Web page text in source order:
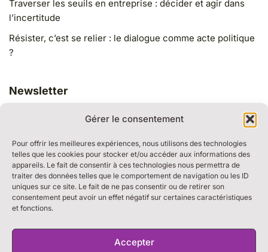
Gérer le consentement
Pour offrir les meilleures expériences, nous utilisons des technologies
telles que les cookies pour stocker et/ou accéder aux informations des
appareils. Le fait de consentir à ces technologies nous permettra de
traiter des données telles que le comportement de navigation ou les ID
uniques sur ce site. Le fait de ne pas consentir ou de retirer son
consentement peut avoir un effet négatif sur certaines caractéristiques
et fonctions.
Accepter
Traverser les seuils en entreprise : décider et agir dans
l’incertitude
Résister, c’est se relier : le dialogue comme acte politique
?
Newsletter
RESSOURCES
BULLE DE DIALOGUE
S’ABONNER À LA NEWSLETTER